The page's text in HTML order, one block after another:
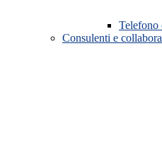
Telefono
Consulenti e